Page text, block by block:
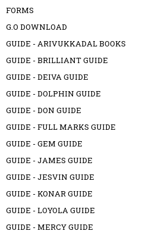
FORMS
G.O DOWNLOAD
GUIDE - ARIVUKKADAL BOOKS
GUIDE - BRILLIANT GUIDE
GUIDE - DEIVA GUIDE
GUIDE - DOLPHIN GUIDE
GUIDE - DON GUIDE
GUIDE - FULL MARKS GUIDE
GUIDE - GEM GUIDE
GUIDE - JAMES GUIDE
GUIDE - JESVIN GUIDE
GUIDE - KONAR GUIDE
GUIDE - LOYOLA GUIDE
GUIDE - MERCY GUIDE